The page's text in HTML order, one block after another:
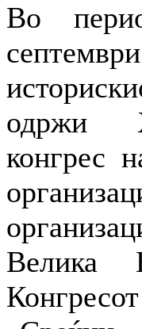
Во
одржи
конгрес
Велика